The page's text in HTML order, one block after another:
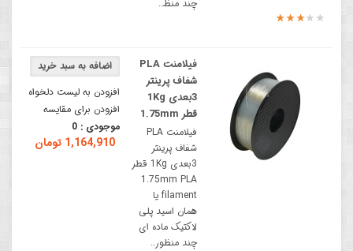
چند منظ..
افزودن به لیست دلخواه
افزودن برای مقایسه
موجودی : 0
1,164,910 تومان
فیلامنت PLA
شفاف پرینتر
3بعدی 1Kg
قطر 1.75mm
فیلامنت PLA
شفاف پرینتر
3بعدی 1Kg قطر
1.75mm PLA
filament یا
همان اسید پلی
لاکتیک ماده ای
چند منظور..